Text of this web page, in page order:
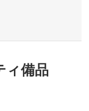
ィ備品